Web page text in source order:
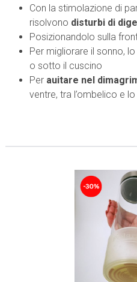
Con la stimolazione di
risolvono disturbi di
Posizionandolo sulla
Per migliorare il sonno,
o sotto il cuscino
Per auitare nel
ventre, tra l’ombelico e